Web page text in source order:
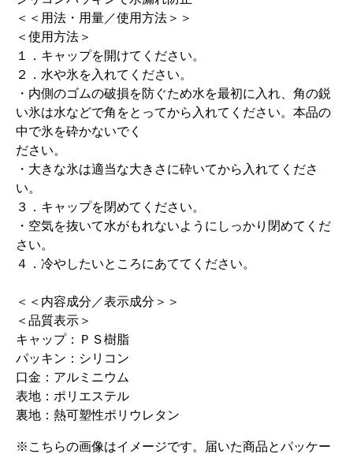
＜＜用法・用量／使用方法＞＞
＜使用方法＞
１．キャップを開けてください。
２．水や氷を入れてください。
・内側のゴムの破損を防ぐため水を最初に入れ、角の鋭
い氷は水などで角をとってから入れてください。本品の
中で氷を砕かないでく
ださい。
・大きな氷は適当な大きさに砕いてから入れてくださ
い。
３．キャップを閉めてください。
・空気を抜いて水がもれないようにしっかり閉めてくだ
さい。
４．冷やしたいところにあててください。
＜＜内容成分／表示成分＞＞
＜品質表示＞
キャップ：ＰＳ樹脂
パッキン：シリコン
口金：アルミニウム
表地：ポリエステル
裏地：熱可塑性ポリウレタン
※こちらの画像はイメージです。届いた商品とパッケー